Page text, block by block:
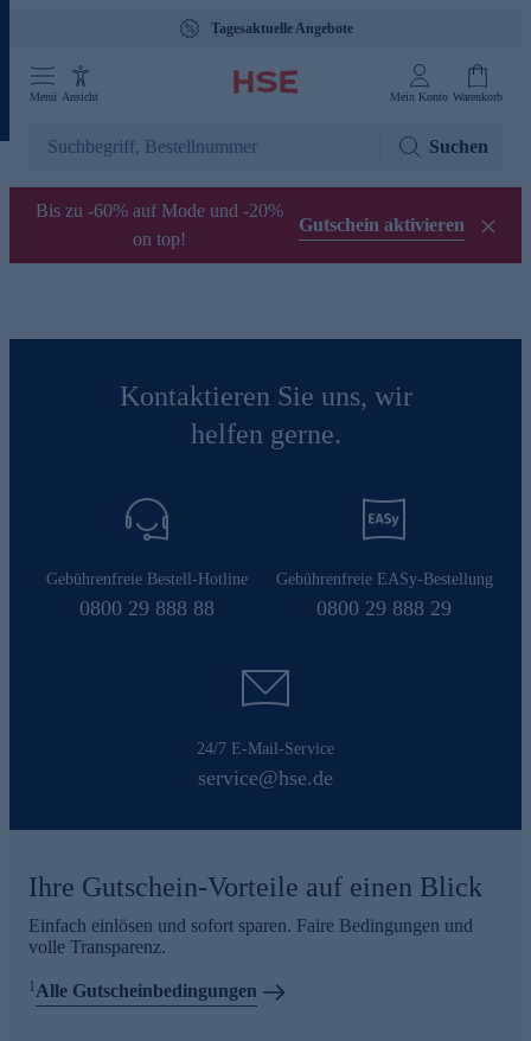
Tagesaktuelle Angebote
Menü Ansicht Mein Konto Warenkorb
Suchen
Bis zu -60% auf Mode und -20%
on top!
Gutschein aktivieren
Kontaktieren Sie uns, wir
helfen gerne.
Gebührenfreie Bestell-Hotline
0800 29 888 88
Gebührenfreie EASy-Bestellung
0800 29 888 29
24/7 E-Mail-Service
service@hse.de
Ihre Gutschein-Vorteile auf einen Blick
Einfach einlösen und sofort sparen. Faire Bedingungen und
volle Transparenz.
1Alle Gutscheinbedingungen